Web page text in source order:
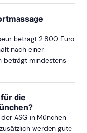
beträgt 2.800 Euro
nach einer
beträgt mindestens
die
ASG in München
werden gute